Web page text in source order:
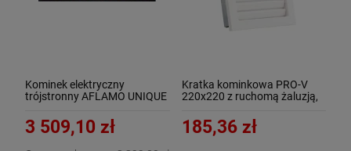
Kominek elektryczny
trójstronny AFLAMO UNIQUE
3 509,10 zł
Kratka kominkowa PRO-V
220x220 z ruchomą żaluzją,
185,36 zł